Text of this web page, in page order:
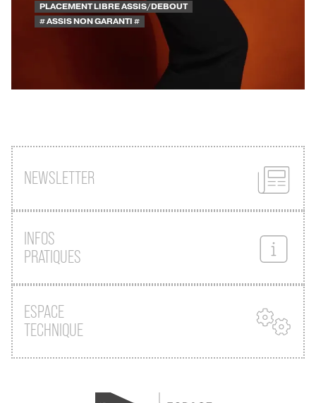
PLACEMENT LIBRE ASSIS/DEBOUT
# ASSIS NON GARANTI #
NEWSLETTER
INFOS
PRATIQUES
ESPACE
TECHNIQUE